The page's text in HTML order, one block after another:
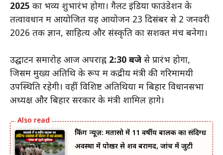
2025 का भव्य शुभारंभ होगा। गैलेंट इंडिया फाउंडेशन के
तत्वावधान में आयोजित यह आयोजन 23 दिसंबर से 2 जनवरी
2026 तक ज्ञान, साहित्य और संस्कृति का सशक्त मंच बनेगा।
उद्घाटन समारोह आज अपराह्न 2:30 बजे से प्रारंभ होगा,
जिसमें मुख्य अतिथि के रूप में केंद्रीय मंत्री की गरिमामयी
उपस्थिति रहेगी। वहीं विशिष्ट अतिथियों में बिहार विधानसभा
अध्यक्ष और बिहार सरकार के मंत्री शामिल होंगे।
ब्रेकिंग न्यूज़: मतासो में 11 वर्षीय बालक का संदिग्ध
अवस्था में पोखर से शव बरामद, जांच में जुटी